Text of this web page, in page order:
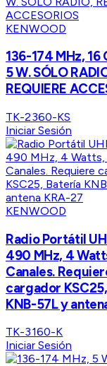
KENWOOD
136-174 MHz, 16
5 W. SÓLO
REQUIERE
TK-2360-KS
Iniciar Sesión
KENWOOD
Radio Portátil
490 MHz, 4
Canales.
cargador
KNB-57L y
TK-3160-K
Iniciar Sesión